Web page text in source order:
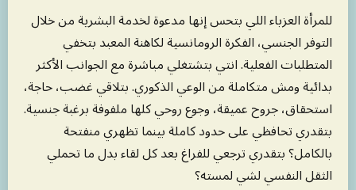
للمرأة العزباء اللي بتحس إنها مدعوة لخدمة البشرية من خلال
التوفر الجنسي، الفكرة الرومانسية لكاهنة المعبد بتخفي
المتطلبات الفعلية. انتي بتشتغلي مباشرة مع الجوانب الأكثر
بدائية ومش متكاملة من الوعي الذكوري. بتلاقي غضب، حاجة،
استحقاق، جروح عميقة، وجوع روحي كلها ملفوفة برغبة جنسية.
بتقدري تحافظي على حدود كاملة بينما تظهري منفتحة
بالكامل؟ بتقدري ترجعي للفراغ بعد كل لقاء بدل ما تحملي
الثقل النفسي لشي لمسته؟